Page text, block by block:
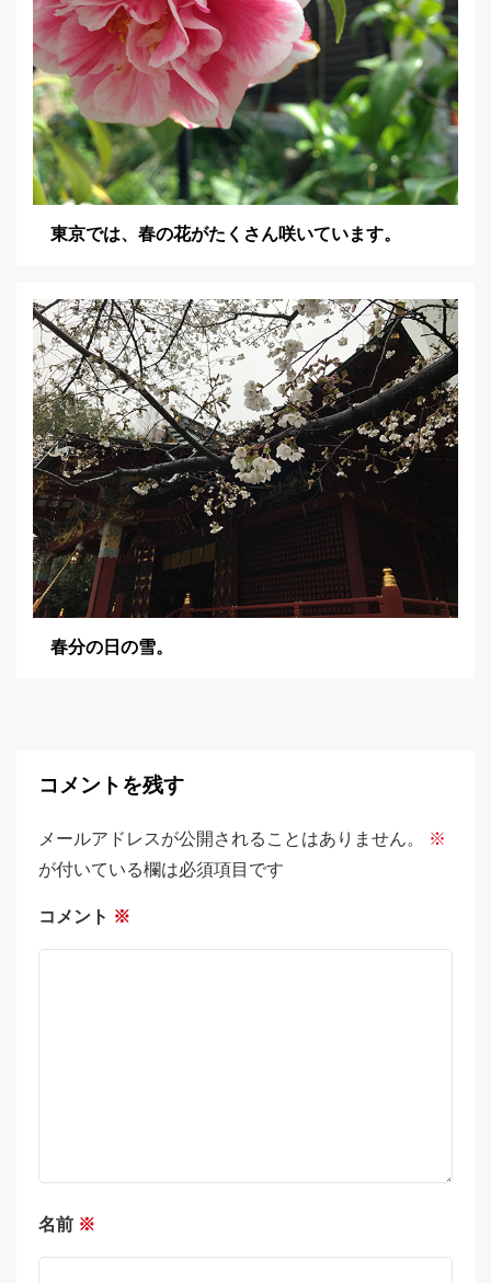
東京では、春の花がたくさん咲いています。
春分の日の雪。
コメントを残す
メールアドレスが公開されることはありません。
※
が付いている欄は必須項目です
コメント ※
名前 ※